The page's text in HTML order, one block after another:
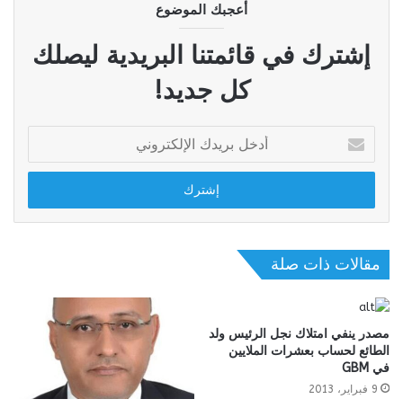
أعجبك الموضوع
إشترك في قائمتنا البريدية ليصلك
كل جديد!
بريدك
الإلكتروني
مقالات ذات صلة
مصدر ينفي امتلاك نجل الرئيس ولد
الطائع لحساب بعشرات الملايين
في GBM
9 فبراير، 2013